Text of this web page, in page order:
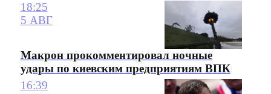
18:25
5 АВГ
Макрон прокомментировал ночные
удары по киевским предприятиям ВПК
16:39